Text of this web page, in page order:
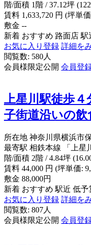
階/面積 1階 / 37.12坪
賃料 1,633,720 円 (坪単
敷金 --
新着 おすすめ 路面店 駅
お気に入り登録 詳細を
閲覧数: 580人
会員様限定公開 会員登
上星川駅徒歩
子街道沿いの飲
所在地 神奈川県横浜市
最寄駅 相鉄本線 「上星
階/面積 2階 / 4.84坪
賃料 44,000 円 (坪単価:
敷金 88,000円
新着 おすすめ 駅近 低予
お気に入り登録 詳細を
閲覧数: 807人
会員様限定公開 会員登